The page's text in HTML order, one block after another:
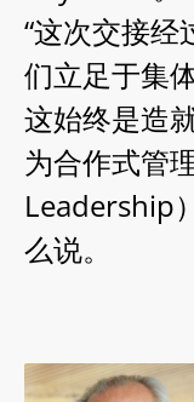
“这次交接
们立足于集
这始终是造
为合作式管
Leadership
么说。